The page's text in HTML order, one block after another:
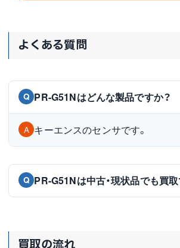
よくある質問
Q PR-G51Nはどんな製品ですか？
A キーエンスのセンサです。
Q PR-G51Nは中古・現状品でも買